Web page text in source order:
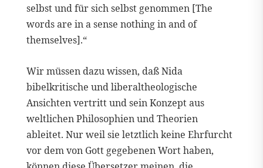
selbst und für sich selbst genommen [The
words are in a sense nothing in and of
themselves].“
Wir müssen dazu wissen, daß Nida
bibelkritische und liberaltheologische
Ansichten vertritt und sein Konzept aus
weltlichen Philosophien und Theorien
ableitet. Nur weil sie letztlich keine Ehrfurcht
vor dem von Gott gegebenen Wort haben,